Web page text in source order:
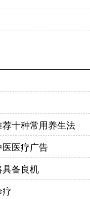
。会诊时见患者
口苦，便秘。并询
查其舌脉，舌上
有力，其舌脉象
垢特别厚腻者，湿
少阳与阳明热结
夜服两剂，次日
热势全退。5剂之
治疗急症，选方
必须果断大胆。
熟练掌握及熟练运
辨证选方的准确
荐十种常用养生法
医疗广告
备良机